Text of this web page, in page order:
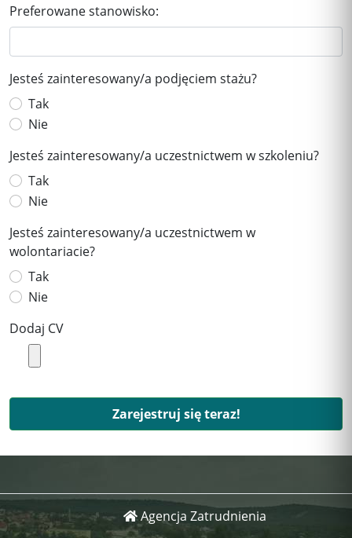
Preferowane stanowisko:
Jesteś zainteresowany/a podjęciem stażu?
Tak
Nie
Jesteś zainteresowany/a uczestnictwem w szkoleniu?
Tak
Nie
Jesteś zainteresowany/a uczestnictwem w
wolontariacie?
Tak
Nie
Dodaj CV
Zarejestruj się teraz!
Agencja Zatrudnienia